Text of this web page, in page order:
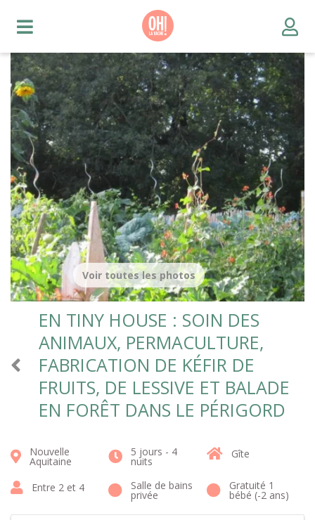
EN TINY HOUSE : SOIN DES
ANIMAUX, PERMACULTURE,
FABRICATION DE KÉFIR DE
FRUITS, DE LESSIVE ET BALADE
EN FORÊT DANS LE PÉRIGORD
Voir toutes les photos
Nouvelle
Aquitaine
5 jours - 4
nuits
Gîte
Entre 2 et 4 Salle de bains
privée
Gratuité 1
bébé (-2 ans)